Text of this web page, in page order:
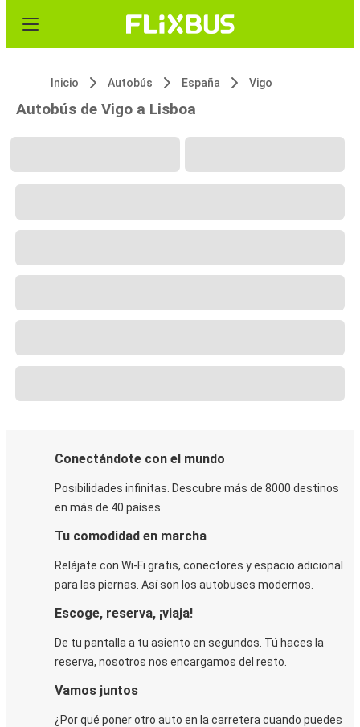
Inicio Autobús España Vigo
Autobús de Vigo a Lisboa
Conectándote con el mundo
Posibilidades infinitas. Descubre más de 8000 destinos
en más de 40 países.
Tu comodidad en marcha
Relájate con Wi-Fi gratis, conectores y espacio adicional
para las piernas. Así son los autobuses modernos.
Escoge, reserva, ¡viaja!
De tu pantalla a tu asiento en segundos. Tú haces la
reserva, nosotros nos encargamos del resto.
Vamos juntos
¿Por qué poner otro auto en la carretera cuando puedes